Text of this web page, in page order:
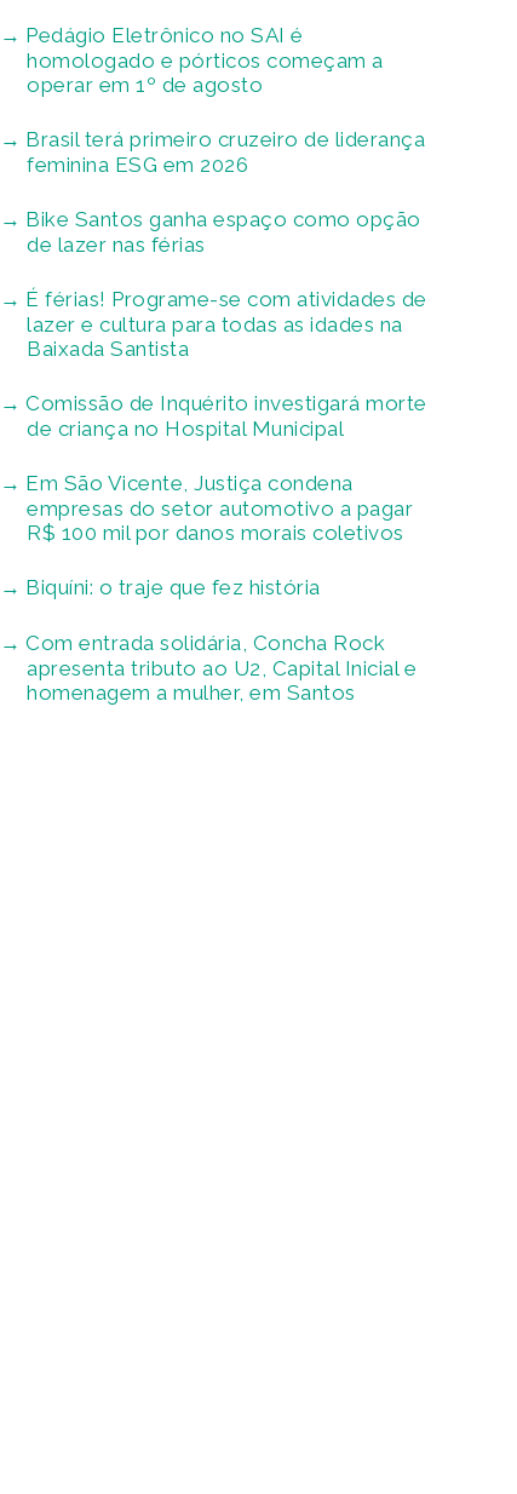
Pedágio Eletrônico no SAI é
homologado e pórticos começam a
operar em 1º de agosto
Brasil terá primeiro cruzeiro de liderança
feminina ESG em 2026
Bike Santos ganha espaço como opção
de lazer nas férias
É férias! Programe-se com atividades de
lazer e cultura para todas as idades na
Baixada Santista
Comissão de Inquérito investigará morte
de criança no Hospital Municipal
Em São Vicente, Justiça condena
empresas do setor automotivo a pagar
R$ 100 mil por danos morais coletivos
Biquíni: o traje que fez história
Com entrada solidária, Concha Rock
apresenta tributo ao U2, Capital Inicial e
homenagem a mulher, em Santos